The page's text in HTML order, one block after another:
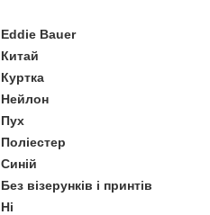
Eddie Bauer
Китай
Куртка
Нейлон
Пух
Поліестер
Синій
Без візерунків і принтів
Ні